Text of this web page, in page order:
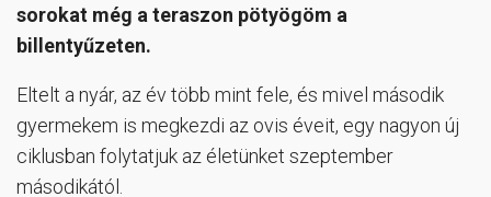
sorokat még a teraszon pötyögöm a
billentyűzeten.
Eltelt a nyár, az év több mint fele, és mivel második
gyermekem is megkezdi az ovis éveit, egy nagyon új
ciklusban folytatjuk az életünket szeptember
másodikától.